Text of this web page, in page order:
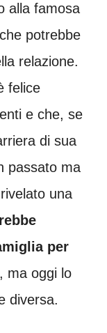
alla famosa
potrebbe
relazione.
felice
e che, se
di sua
passato ma
una
per
, ma oggi lo
diversa.